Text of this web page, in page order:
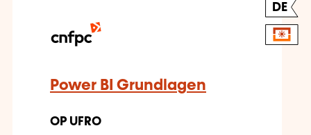
DE
Power BI Grundlagen
OP UFRO